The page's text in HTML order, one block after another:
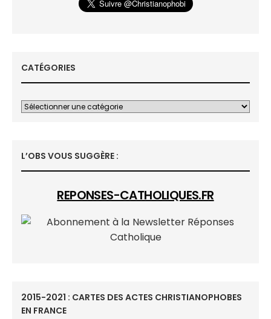
CATÉGORIES
L’OBS VOUS SUGGÈRE :
REPONSES-CATHOLIQUES.FR
2015-2021 : CARTES DES ACTES CHRISTIANOPHOBES
EN FRANCE